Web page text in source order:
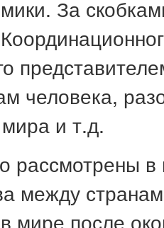
За
человека,
и т.д.
рассмотрены в
между
мире после